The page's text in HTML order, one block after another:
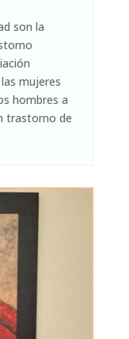
son la
mujeres
hombres a
trastorno de